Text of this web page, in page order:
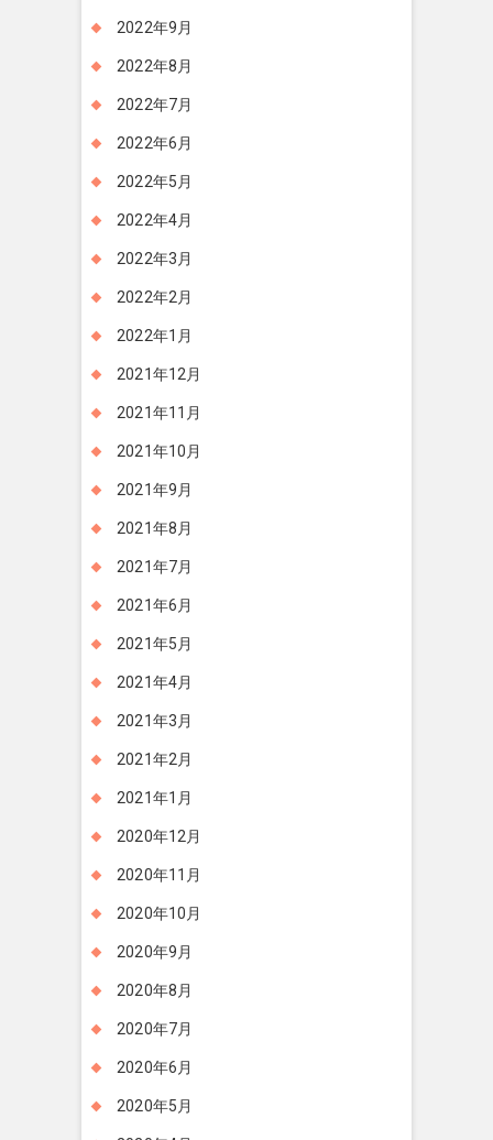
2022年9月
2022年8月
2022年7月
2022年6月
2022年5月
2022年4月
2022年3月
2022年2月
2022年1月
2021年12月
2021年11月
2021年10月
2021年9月
2021年8月
2021年7月
2021年6月
2021年5月
2021年4月
2021年3月
2021年2月
2021年1月
2020年12月
2020年11月
2020年10月
2020年9月
2020年8月
2020年7月
2020年6月
2020年5月